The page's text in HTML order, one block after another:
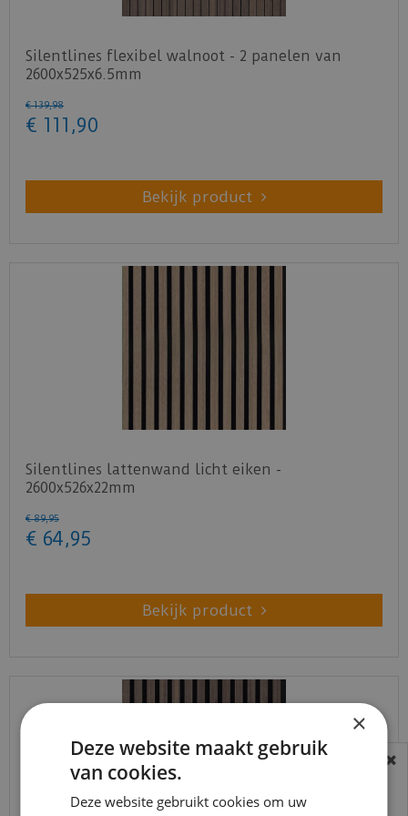
wandpanelen.
Silentlines flexibel walnoot - 2 panelen van
2600x525x6.5mm
€ 139,98
€ 111 ,90
Bekijk product
Silentlines lattenwand licht eiken -
2600x526x22mm
€ 89,95
€ 64,95
Bekijk product
BEREIKBAARHEID
In verband met de vakantie periode zijn wij
×
Deze website maakt gebruik
van cookies.
Deze website gebruikt cookies om uw